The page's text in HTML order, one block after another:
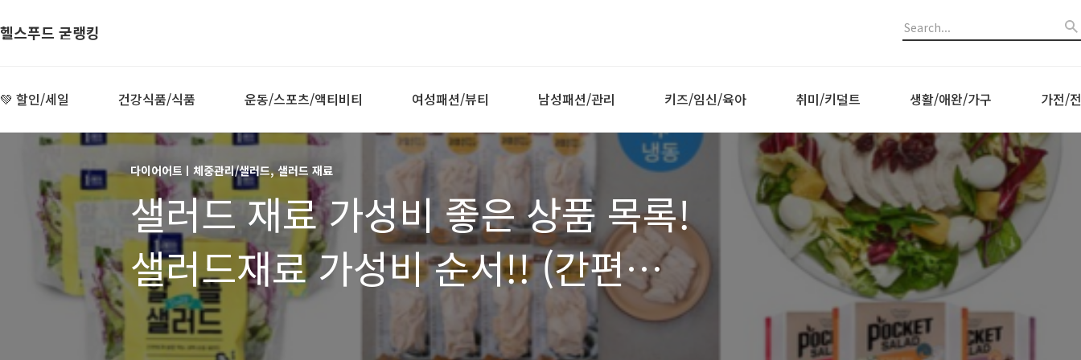
헬스푸드 굳랭킹
💚 할인/세일 건강식품/식품 운동/스포츠/액티비티 여성패션/뷰티 남성패션/관리 키즈/임신/육아 취미/키덜트 생활/애완/가구 가전/
다이어어트ㅣ체중관리/샐러드, 샐러드 재료
샐러드 재료 가성비 좋은 상품 목록!
샐러드재료 가성비 순서!! (간편
샐러드)